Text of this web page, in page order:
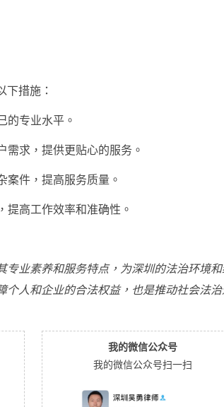
下措施：
的专业水平。
需求，提供更贴心的服务。
案件，提高服务质量。
提高工作效率和准确性。
专业素养和服务特点，为深圳的法治环境
个人和企业的合法权益，也是推动社会法
我的微信公众号
我的微信公众号扫一扫